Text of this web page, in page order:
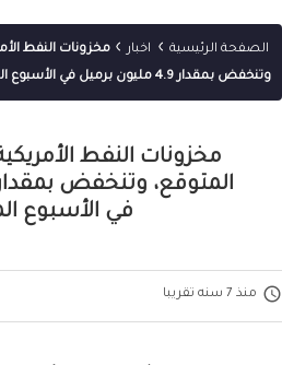
الصفحة الرئيسية › اخبار › مخزونات النفط
وتنخفض بمقدار 4.9 مليون برميل في الأسبوع الماضي.
مخزونات النفط
في الأسبوع
 منذ 7 سنه تقريبا